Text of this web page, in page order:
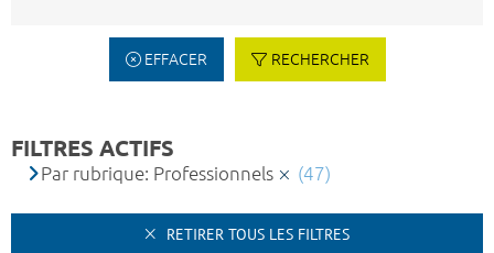
EFFACER RECHERCHER
FILTRES ACTIFS
Par rubrique: Professionnels (47)
RETIRER TOUS LES FILTRES